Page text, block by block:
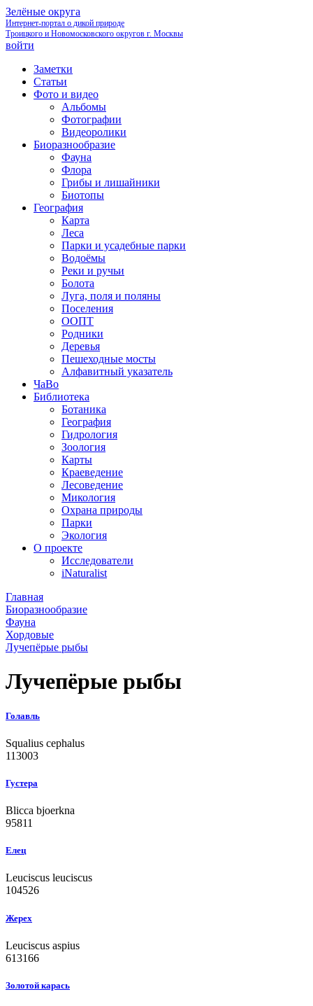
Зелёные округа
Интернет-портал о дикой природе
Троицкого и Новомосковского округов г. Москвы
войти
Заметки
Статьи
Фото и видео
Альбомы
Фотографии
Видеоролики
Биоразнообразие
Фауна
Флора
Грибы и лишайники
Биотопы
География
Карта
Леса
Парки и усадебные парки
Водоёмы
Реки и ручьи
Болота
Луга, поля и поляны
Поселения
ООПТ
Родники
Деревья
Пешеходные мосты
Алфавитный указатель
ЧаВо
Библиотека
Ботаника
География
Гидрология
Зоология
Карты
Краеведение
Лесоведение
Микология
Охрана природы
Парки
Экология
О проекте
Исследователи
iNaturalist
Главная
Биоразнообразие
Фауна
Хордовые
Лучепёрые рыбы
Лучепёрые рыбы
Голавль
Squalius cephalus
113003
Густера
Blicca bjoerkna
95811
Елец
Leuciscus leuciscus
104526
Жерех
Leuciscus aspius
613166
Золотой карась